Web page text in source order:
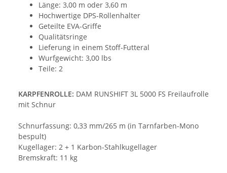
Länge: 3,00 m oder 3,60 m
Hochwertige DPS-Rollenhalter
Geteilte EVA-Griffe
Qualitätsringe
Lieferung in einem Stoff-Futteral
Wurfgewicht: 3,00 lbs
Teile: 2
KARPFENROLLE: DAM RUNSHIFT 3L 5000 FS Freilaufrolle
mit Schnur
Schnurfassung: 0,33 mm/265 m (in Tarnfarben-Mono
bespult)
Kugellager: 2 + 1 Karbon-Stahlkugellager
Bremskraft: 11 kg